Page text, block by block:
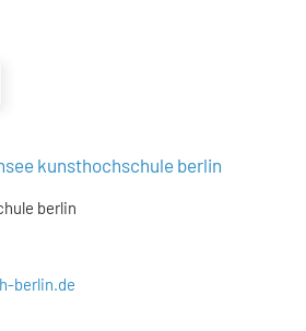
kunsthochschule berlin
berlin
berlin.de